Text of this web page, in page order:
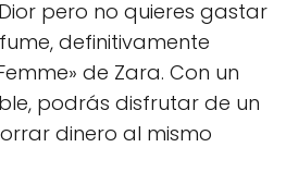
pero no quieres gastar
definitivamente
de Zara. Con un
podrás disfrutar de un
dinero al mismo